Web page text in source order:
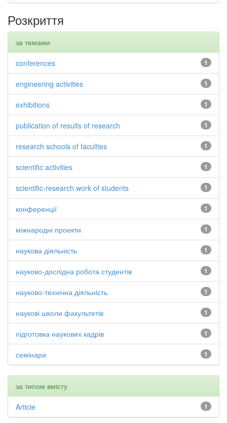
Розкриття
за темами
1
conferences
1
engineering activities
1
exhibitions
1
publication of results of research
1
research schools of faculties
1
scientific activities
1
scientific-research work of students
1
конференції
1
міжнародні проекти
1
наукова діяльність
1
науково-дослідна робота студентів
1
науково-технічна діяльність
1
наукові школи факультетів
1
підготовка наукових кадрів
1
семінари
за типом вмісту
1
Article